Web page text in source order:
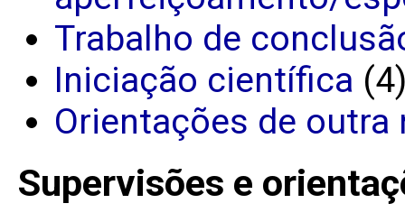
Trabalho de
Iniciação científica
Orientações de outra
Supervisões e